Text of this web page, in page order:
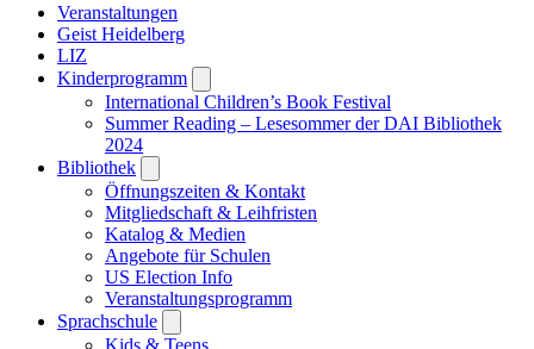
Veranstaltungen
Geist Heidelberg
LIZ
Kinderprogramm
submenu
International Children’s Book Festival
Summer Reading – Lesesommer der DAI Bibliothek
2024
Bibliothek
submenu
Öffnungszeiten & Kontakt
Mitgliedschaft & Leihfristen
Katalog & Medien
Angebote für Schulen
US Election Info
Veranstaltungsprogramm
Sprachschule
submenu
Kids & Teens